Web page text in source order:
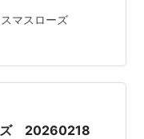
ょっと違う感じの
🌼 🌼 応援押し待
くても押せます。)
ング参加中雑談 応
マスローズ
ズ 20260218